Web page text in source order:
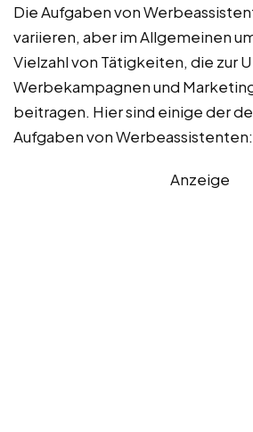
Die Aufgaben von
variieren, aber im Allgemeinen
Vielzahl von Tätigkeiten, die zur
Werbekampagnen und
beitragen. Hier sind einige der
Aufgaben von Werbeassistenten:
Anzeige